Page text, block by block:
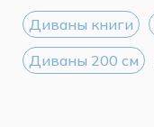
Диваны книги
Диваны 200 см